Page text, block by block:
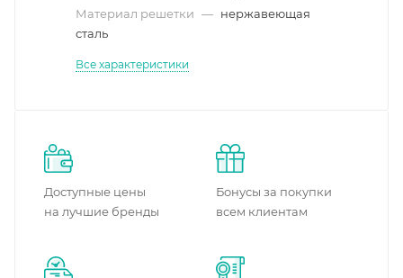
Материал решетки — нержавеющая
сталь
Все характеристики
Доступные цены
на лучшие бренды
Бонусы за покупки
всем клиентам